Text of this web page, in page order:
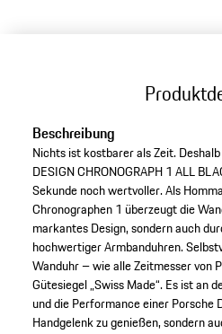
Beschreibung
Nichts ist kostbarer als Zeit.
DESIGN CHRONOGRAPH 1 ALL
Sekunde noch wertvoller. Als
Chronographen 1 überzeugt die
markantes Design, sondern auch
hochwertiger Armbanduhren.
Wanduhr – wie alle Zeitmesser von
Gütesiegel „Swiss Made“. Es ist an
und die Performance einer Porsche
Handgelenk zu genießen, sondern